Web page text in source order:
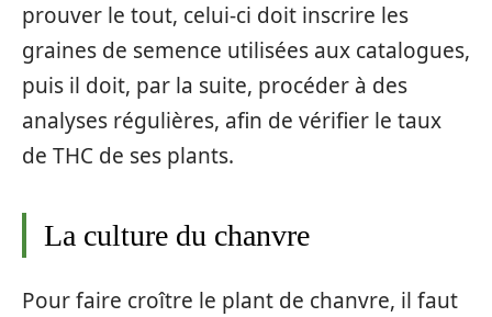
prouver le tout, celui-ci doit inscrire les
graines de semence utilisées aux catalogues,
puis il doit, par la suite, procéder à des
analyses régulières, afin de vérifier le taux
de THC de ses plants.
La culture du chanvre
Pour faire croître le plant de chanvre, il faut